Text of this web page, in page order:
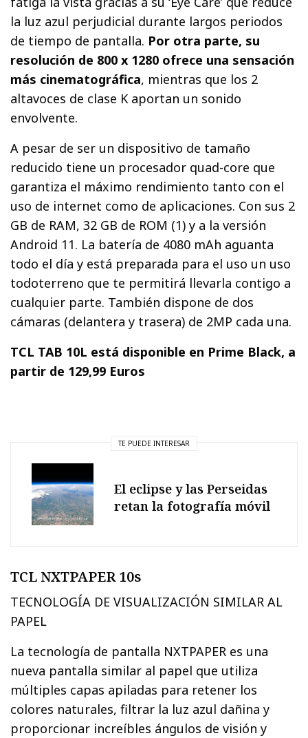
la luz azul perjudicial durante largos periodos
de tiempo de pantalla. Por otra parte, su
resolución de 800 x 1280 ofrece una sensación
más cinematográfica, mientras que los 2
altavoces de clase K aportan un sonido
envolvente.
A pesar de ser un dispositivo de tamaño
reducido tiene un procesador quad-core que
garantiza el máximo rendimiento tanto con el
uso de internet como de aplicaciones. Con sus 2
GB de RAM, 32 GB de ROM (1) y a la versión
Android 11. La batería de 4080 mAh aguanta
todo el día y está preparada para el uso un uso
todoterreno que te permitirá llevarla contigo a
cualquier parte. También dispone de dos
cámaras (delantera y trasera) de 2MP cada una.
TCL TAB 10L está disponible en Prime Black, a
partir de 129,99 Euros
TE PUEDE INTERESAR
El eclipse y las Perseidas
retan la fotografía móvil
TCL NXTPAPER 10s
TECNOLOGÍA DE VISUALIZACIÓN SIMILAR AL
PAPEL
La tecnología de pantalla NXTPAPER es una
nueva pantalla similar al papel que utiliza
múltiples capas apiladas para retener los
colores naturales, filtrar la luz azul dañina y
proporcionar increíbles ángulos de visión y